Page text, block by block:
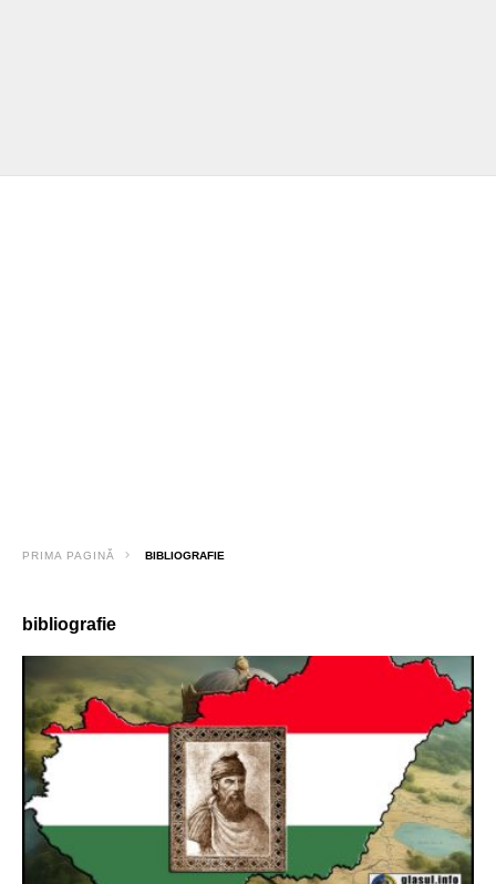
PRIMA PAGINĂ BIBLIOGRAFIE
bibliografie